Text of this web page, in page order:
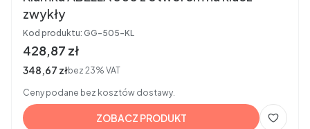
zwykły
Kod produktu: GG-505-KL
Cena brutto
428,87 zł
Cena netto
348,67 złbez 23% VAT
Ceny podane bez kosztów dostawy.
ZOBACZ PRODUKT